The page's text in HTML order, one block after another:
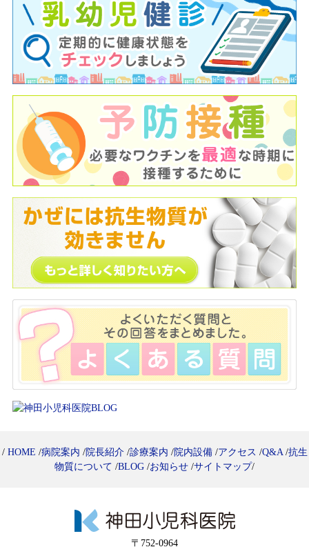
/ HOME /病院案内 /院長紹介/診療案内 /院内設備/アクセス /Q&A/抗生
物質について /BLOG /お知らせ /サイトマップ/
〒752-0964